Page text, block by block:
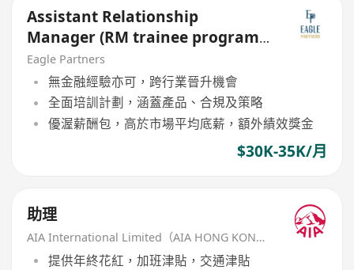
Assistant Relationship
Manager (RM trainee program)
insurance agent is welcome!
Eagle Partners
無金融經驗亦可，跨行業晉升機會
全面培訓計劃，涵蓋產品、合規及策略
優渥薪酬包，高於市場平均底薪，額外績效獎金
$30K-35K/月
助理
AIA International Limited（AIA HONG KONG）
提供年終花紅，加班津貼，交通津貼